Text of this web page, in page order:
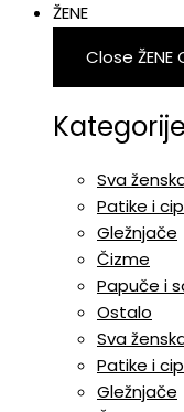
ŽENE
Close ŽENE
Sva
Patike i
Gležnjače
Čizme
Papuče i
Ostalo
Sva
Patike i
Gležnjače